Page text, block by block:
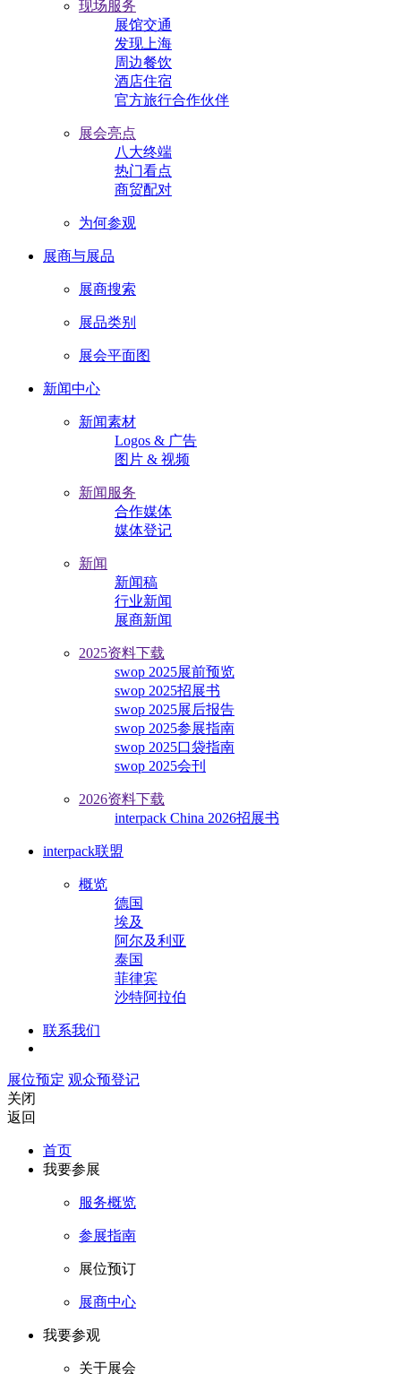
现场服务
展馆交通
发现上海
周边餐饮
酒店住宿
官方旅行合作伙伴
展会亮点
八大终端
热门看点
商贸配对
为何参观
展商与展品
展商搜索
展品类别
展会平面图
新闻中心
新闻素材
Logos & 广告
图片 & 视频
新闻服务
合作媒体
媒体登记
新闻
新闻稿
行业新闻
展商新闻
2025资料下载
swop 2025展前预览
swop 2025招展书
swop 2025展后报告
swop 2025参展指南
swop 2025口袋指南
swop 2025会刊
2026资料下载
interpack China 2026招展书
interpack联盟
概览
德国
埃及
阿尔及利亚
泰国
菲律宾
沙特阿拉伯
联系我们
展位预定 观众预登记
关闭
返回
首页
我要参展
服务概览
参展指南
展位预订
展商中心
我要参观
关于展会